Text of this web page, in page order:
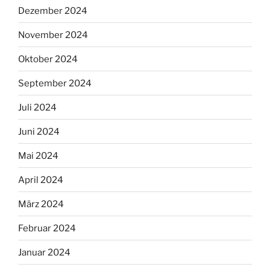
Dezember 2024
November 2024
Oktober 2024
September 2024
Juli 2024
Juni 2024
Mai 2024
April 2024
März 2024
Februar 2024
Januar 2024